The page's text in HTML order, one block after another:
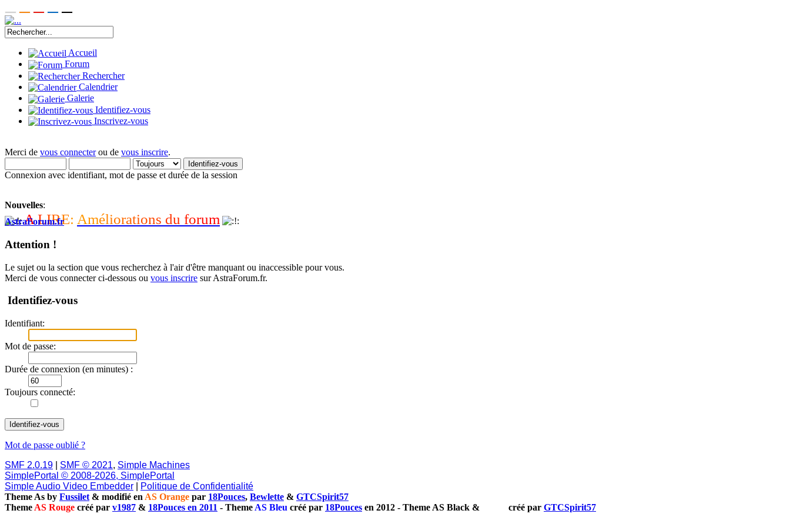
Accueil
Forum
Rechercher
Calendrier
Galerie
Identifiez-vous
Inscrivez-vous
Merci de vous connecterou de vous inscrire.
Connexion avec identifiant, mot de passe et durée de la session
Nouvelles:
A LIRE: Améliorations du forum
AstraForum.fr
Attention !
Le sujet ou la section que vous recherchez à l'air d'être manquant ou inaccessible pour vous.
Merci de vous connecter ci-dessous ou vous inscrire sur AstraForum.fr.
Identifiez-vous
Identifiant:
Mot de passe:
Durée de connexion (en minutes) :
Toujours connecté:
Mot de passe oublié ?
SMF 2.0.19
SMF © 2021, Simple Machines
SimplePortal © 2008-2026, SimplePortal
Simple Audio Video Embedder
Politique de Confidentialité
Theme As by Fussilet & modifié en AS Orange par 18Pouces, Bewlette & GTCSpirit57
Theme AS Rouge créé par v1987 & 18Pouces en 2011 - Theme AS Bleu créé par 18Pouces en 2012 - Theme AS Black & créé par GTCSpirit57